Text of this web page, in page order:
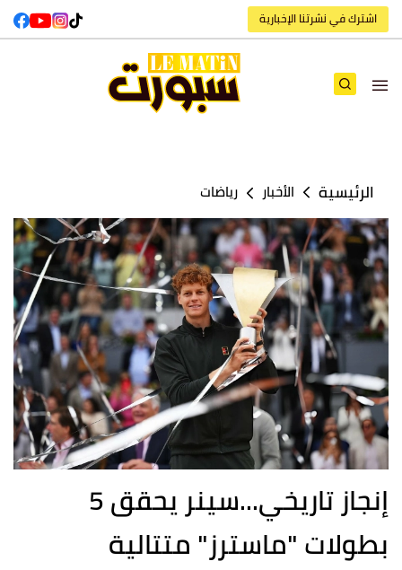
اشترك في نشرتنا الإخبارية
الرئيسية الأخبار رياضات
إنجاز تاريخي...سينر يحقق 5
بطولات "ماسترز" متتالية